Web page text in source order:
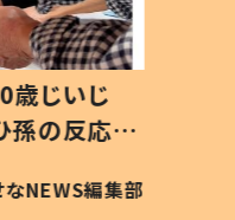
歳じいじ
孫の反応に
くて仕方な
なNEWS編集部